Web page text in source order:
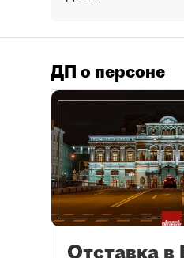
ДП о персоне
Отставка в